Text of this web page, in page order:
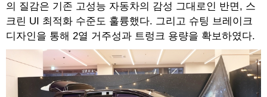
의 질감은 기존 고성능 자동차의 감성 그대로인 반면, 스
크린 UI 최적화 수준도 훌륭했다. 그리고 슈팅 브레이크
디자인을 통해 2열 거주성과 트렁크 용량을 확보하였다.